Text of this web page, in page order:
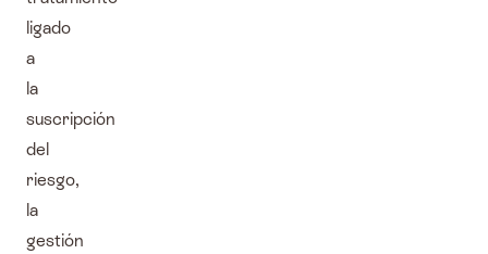
ligado
a
la
suscripción
del
riesgo,
la
gestión